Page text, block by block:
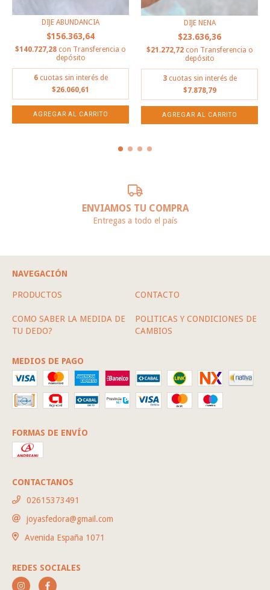
DIJE ABUNDANCIA
$156.363,64
$140.727,28 con Transferencia o
depósito
6 cuotas sin interés de
$26.060,61
DIJE NENA
$23.636,36
$21.272,72 con Transferencia o
depósito
3 cuotas sin interés de
$7.878,79
ENVIAMOS TU COMPRA
Entregas a todo el país
NAVEGACIÓN
PRODUCTOS CONTACTO
COMO SABER LA MEDIDA DE
TU DEDO?
POLITICAS Y CONDICIONES DE
CAMBIOS
MEDIOS DE PAGO
FORMAS DE ENVÍO
CONTACTANOS
02615373491
joyasfedora@gmail.com
Avenida España 1071
REDES SOCIALES